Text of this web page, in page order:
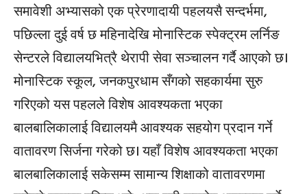
समावेशी अभ्यासको एक प्रेरणादायी पहलयसै सन्दर्भमा,
पछिल्ला दुई वर्ष छ महिनादेखि मोनास्टिक स्पेक्ट्रम लर्निङ
सेन्टरले विद्यालयभित्रै थेरापी सेवा सञ्चालन गर्दै आएको छ।
मोनास्टिक स्कूल, जनकपुरधाम सँगको सहकार्यमा सुरु
गरिएको यस पहलले विशेष आवश्यकता भएका
बालबालिकालाई विद्यालयमै आवश्यक सहयोग प्रदान गर्ने
वातावरण सिर्जना गरेको छ। यहाँ विशेष आवश्यकता भएका
बालबालिकालाई सकेसम्म सामान्य शिक्षाको वातावरणमा